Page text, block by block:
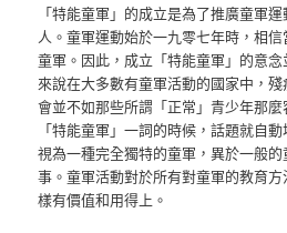
「特能童軍」的成立是為了推廣童軍
人。童軍運動始於一九零七年時，相
童軍。因此，成立「特能童軍」的意
來說在大多數有童軍活動的國家中，
會並不如那些所謂「正常」青少年那
「特能童軍」一詞的時候，話題就自
視為一種完全獨特的童軍，異於一般
事。童軍活動對於所有對童軍的教育
樣有價值和用得上。